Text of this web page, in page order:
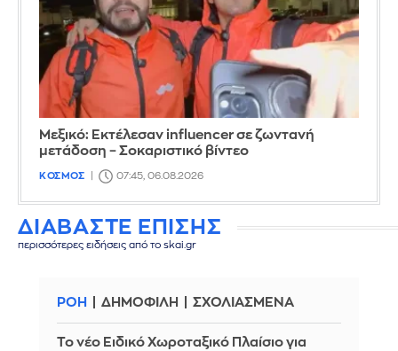
Μεξικό: Εκτέλεσαν influencer σε ζωντανή
μετάδοση – Σοκαριστικό βίντεο
ΚΟΣΜΟΣ 07:45, 06.08.2026
ΔΙΑΒΑΣΤΕ ΕΠΙΣΗΣ
περισσότερες ειδήσεις από το skai.gr
ΡΟΗ ΔΗΜΟΦΙΛΗ ΣΧΟΛΙΑΣΜΕΝΑ
Το νέο Ειδικό Χωροταξικό Πλαίσιο για